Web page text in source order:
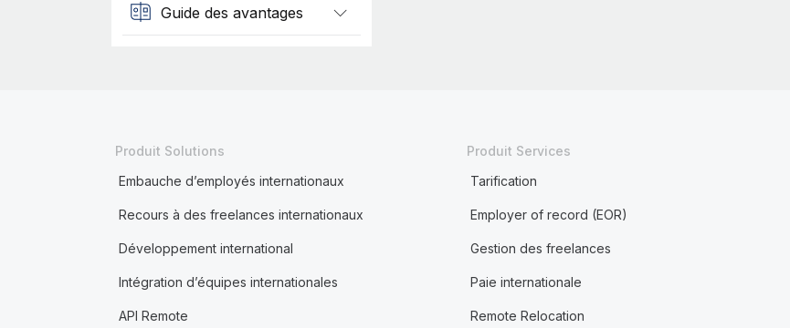
Guide des avantages
Produit Solutions
Embauche d’employés internationaux
Recours à des freelances internationaux
Développement international
Intégration d’équipes internationales
API Remote
Produit Services
Tarification
Employer of record (EOR)
Gestion des freelances
Paie internationale
Remote Relocation